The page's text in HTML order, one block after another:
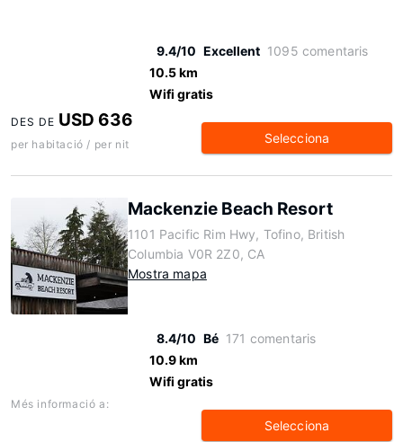
9.4/10 Excellent 1095 comentaris
10.5 km
Wifi gratis
DES DE USD 636
per habitació / per nit Selecciona
Mackenzie Beach Resort
1101 Pacific Rim Hwy, Tofino, British
Columbia V0R 2Z0, CA
Mostra mapa
8.4/10 Bé 171 comentaris
10.9 km
Wifi gratis
Més informació a:
Selecciona